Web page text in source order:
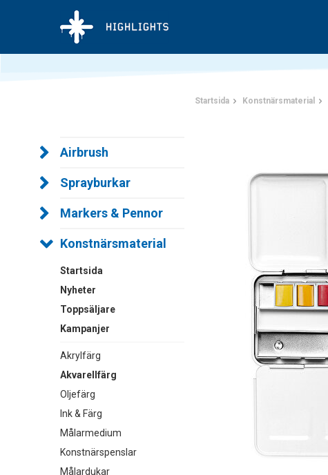
Airbrush
Sprayburkar
Markers & Pennor
Konstnärsmaterial
Startsida
Nyheter
Toppsäljare
Kampanjer
Akrylfärg
Akvarellfärg
Oljefärg
Ink & Färg
Målarmedium
Konstnärspenslar
Målardukar
Startsida Konstnärsmaterial